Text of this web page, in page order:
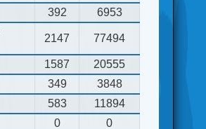
392 6953
2147 77494
1587
20555
349
3848
583
11894
0
0